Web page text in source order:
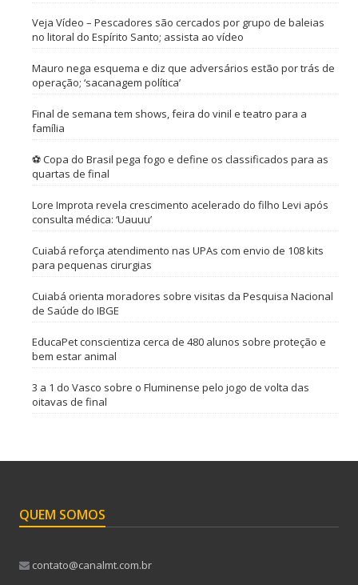
Veja Vídeo – Pescadores são cercados por grupo de baleias
no litoral do Espírito Santo; assista ao vídeo
Mauro nega esquema e diz que adversários estão por trás de
operação; ‘sacanagem política’
Final de semana tem shows, feira do vinil e teatro para a
família
⚽ Copa do Brasil pega fogo e define os classificados para as
quartas de final
Lore Improta revela crescimento acelerado do filho Levi após
consulta médica: ‘Uauuu’
Cuiabá reforça atendimento nas UPAs com envio de 108 kits
para pequenas cirurgias
Cuiabá orienta moradores sobre visitas da Pesquisa Nacional
de Saúde do IBGE
EducaPet conscientiza cerca de 480 alunos sobre proteção e
bem estar animal
3 a 1 do Vasco sobre o Fluminense pelo jogo de volta das
oitavas de final
QUEM SOMOS
contato@canalmt.com.br